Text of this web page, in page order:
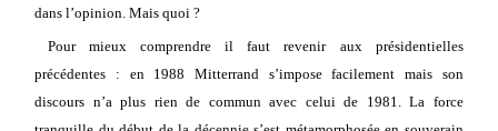
dans l’opinion. Mais quoi ?
Pour mieux comprendre il faut revenir aux présidentielles
précédentes : en 1988 Mitterrand s’impose facilement mais son
discours n’a plus rien de commun avec celui de 1981. La force